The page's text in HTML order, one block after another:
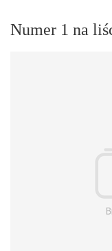
Numer 1 na